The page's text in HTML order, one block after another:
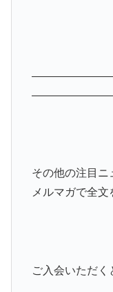
その他の注目ニ
メルマガで全文
ご入会いただく